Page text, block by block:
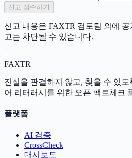
신고 접수하기
신고 내용은 FAXTR 검토팀 외에
고는 차단될 수 있습니다.
FAXTR
진실을 판결하지 않고, 찾을 수 있도
어 리터러시를 위한 오픈 팩트체크
플랫폼
AI 검증
CrossCheck
대시보드